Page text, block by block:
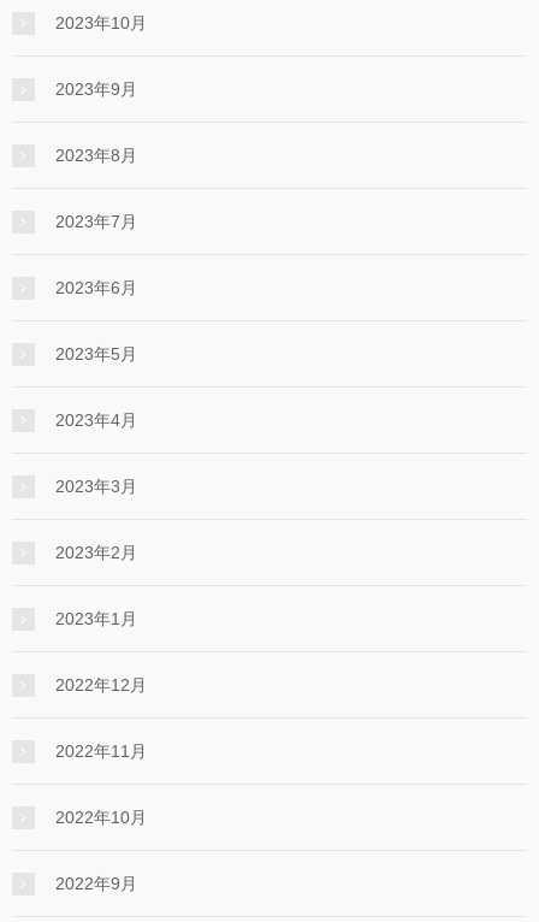
2023年10月
2023年9月
2023年8月
2023年7月
2023年6月
2023年5月
2023年4月
2023年3月
2023年2月
2023年1月
2022年12月
2022年11月
2022年10月
2022年9月